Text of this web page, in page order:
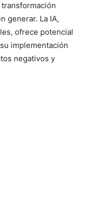
generar. La IA,
ofrece potencial
implementación
negativos y